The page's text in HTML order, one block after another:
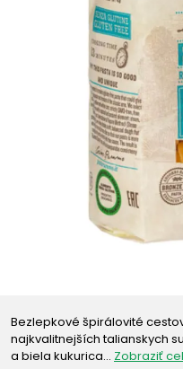
Bezlepkové špirálovité
najkvalitnejších talianskych
a biela kukurica… Zobraziť